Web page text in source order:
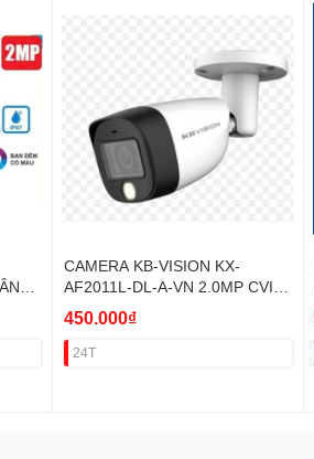
CAMERA KB-VISION KX-
AF2011L-DL-A-VN 2.0MP CVI
450.000₫
24T